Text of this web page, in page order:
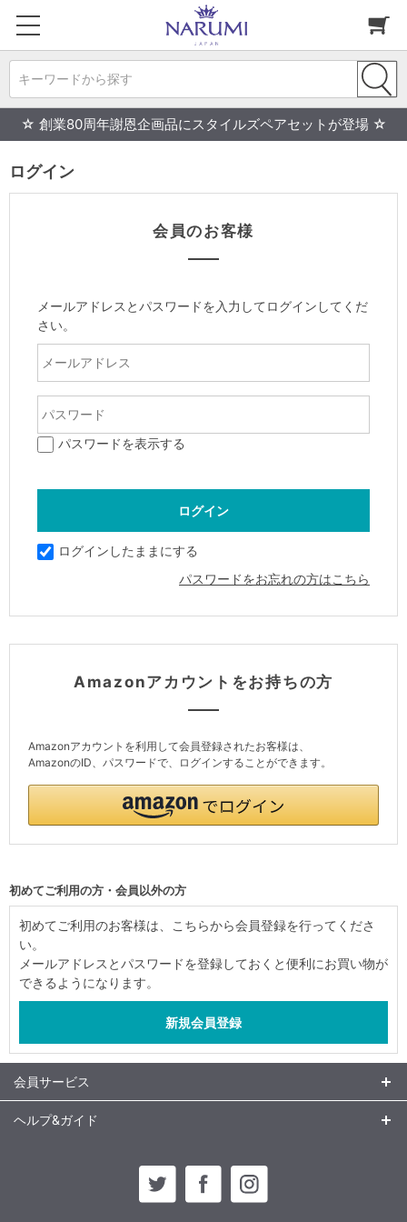
キーワードから探す
☆ 創業80周年謝恩企画品にスタイルズペアセットが登場 ☆
ログイン
会員のお客様
メールアドレスとパスワードを入力してログインしてくだ
さい。
パスワードを表示する
ログインしたままにする
パスワードをお忘れの方はこちら
Amazonアカウントをお持ちの方
Amazonアカウントを利用して会員登録されたお客様は、
AmazonのID、パスワードで、ログインすることができます。
初めてご利用の方・会員以外の方
初めてご利用のお客様は、こちらから会員登録を行ってくださ
い。
メールアドレスとパスワードを登録しておくと便利にお買い物が
できるようになります。
会員サービス
ヘルプ&ガイド